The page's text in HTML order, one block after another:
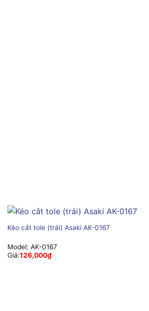
Kéo cắt tole (trái) Asaki AK-0167
Model: AK-0167
Giá:126,000₫